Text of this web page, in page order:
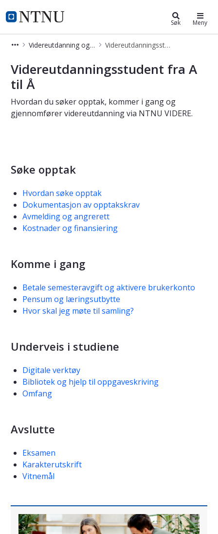
NTNU Hjemmeside
Videreutdanning og deltidsstudier
Søk Meny
Videreutdanning og deltidsstudier Videreutdanningsstudent fra A til Å
Videreutdanningsstudent fra A til Å
Videreutdanningsstudent fra A
til Å
Hvordan du søker opptak, kommer i gang og
gjennomfører videreutdanning via NTNU VIDERE.
Søke opptak
Hvordan søke opptak
Dokumentasjon av opptakskrav
Avmelding og angrerett
Kostnader og finansiering
Komme i gang
Betale semesteravgift og aktivere brukerkonto
Pensum og læringsutbytte
Hvor skal jeg møte til samling?
Underveis i studiene
Digitale verktøy
Bibliotek og hjelp til oppgaveskriving
Omfang
Avslutte
Eksamen
Karakterutskrift
Vitnemål